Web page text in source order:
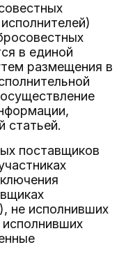
в единой
размещения в
статьей.
поставщиков
не исполнивших